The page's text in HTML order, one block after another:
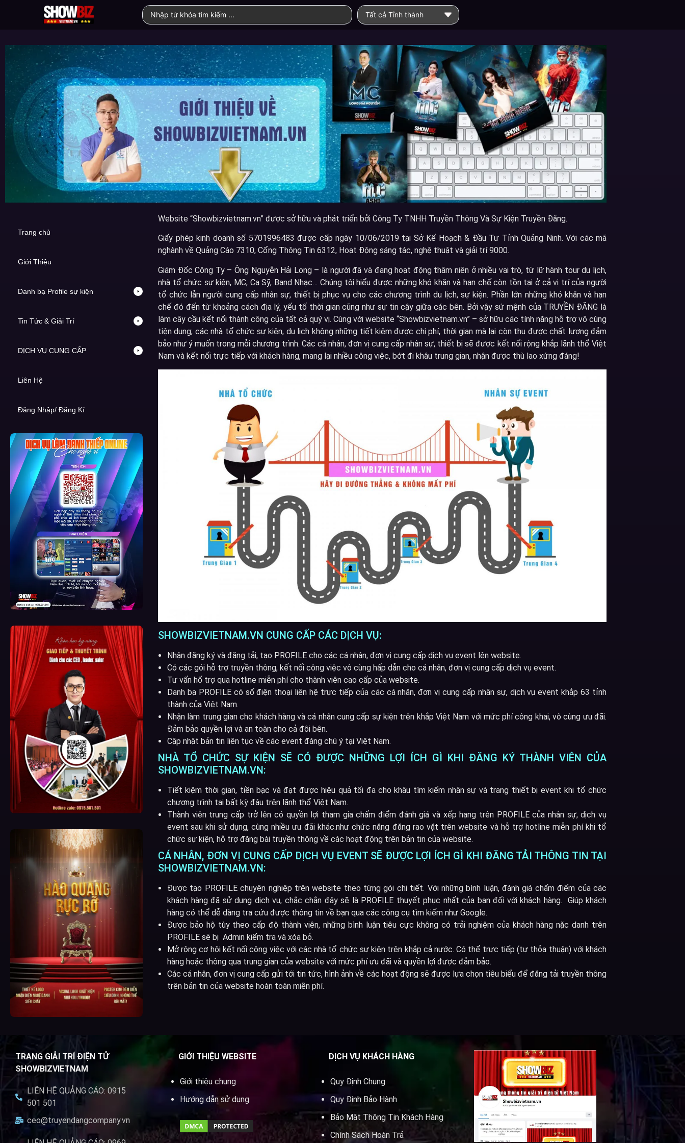
Tất cả Tỉnh thành
Trang chủ
Giới Thiệu
Danh bạ Profile sự kiện
Tin Tức & Giải Trí
DỊCH VỤ CUNG CẤP
Liên Hệ
Đăng Nhập/ Đăng Kí
Website “Showbizvietnam.vn” được sở hữu và phát triển bởi Công Ty TNHH Truyền Thông Và Sự Kiện Truyền Đăng.
Giấy phép kinh doanh số 5701996483 được cấp ngày 10/06/2019 tại Sở Kế Hoạch & Đầu Tư Tỉnh Quảng Ninh. Với các mã
nghành về Quảng Cáo 7310, Cổng Thông Tin 6312, Hoạt Động sáng tác, nghệ thuật và giải trí 9000.
Giám Đốc Công Ty – Ông Nguyễn Hải Long – là người đã và đang hoạt động thâm niên ở nhiều vai trò, từ lữ hành tour du lịch,
nhà tổ chức sự kiện, MC, Ca Sỹ, Band Nhạc… Chúng tôi hiểu được những khó khăn và hạn chế còn tồn tại ở cả vị trí của người
tổ chức lẫn người cung cấp nhân sự, thiết bị phục vụ cho các chương trình du lịch, sự kiện. Phần lớn những khó khăn và hạn
chế đó đến từ khoảng cách địa lý, yếu tố thời gian cũng như sự tin cậy giữa các bên. Bởi vậy sứ mệnh của TRUYỀN ĐĂNG là
làm cây cầu kết nối thành công của tất cả quý vị. Cùng với website “Showbizvietnam.vn” – sở hữu các tính năng hỗ trợ vô cùng
tiện dụng; các nhà tổ chức sự kiện, du lịch không những tiết kiệm được chi phí, thời gian mà lại còn thu được chất lượng đảm
bảo như ý muốn trong mỗi chương trình. Các cá nhân, đơn vị cung cấp nhân sự, thiết bị sẽ được kết nối rộng khắp lãnh thổ Việt
Nam và kết nối trực tiếp với khách hàng, mang lại nhiều công việc, bớt đi khâu trung gian, nhận được thù lao xứng đáng!
SHOWBIZVIETNAM.VN CUNG CẤP CÁC DỊCH VỤ:
Nhận đăng ký và đăng tải, tạo PROFILE cho các cá nhân, đơn vị cung cấp dịch vụ event lên website.
Có các gói hỗ trợ truyền thông, kết nối công việc vô cùng hấp dẫn cho cá nhân, đơn vị cung cấp dịch vụ event.
Tư vấn hố trợ qua hotline miễn phí cho thành viên cao cấp của website.
Danh bạ PROFILE có số điện thoại liên hệ trực tiếp của các cá nhân, đơn vị cung cấp nhân sự, dịch vụ event khắp 63 tỉnh
thành của Việt Nam.
Nhận làm trung gian cho khách hàng và cá nhân cung cấp sự kiện trên khắp Việt Nam với mức phí công khai, vô cùng ưu đãi.
Đảm bảo quyền lợi và an toàn cho cả đôi bên.
Cập nhật bản tin liên tục về các event đáng chú ý tại Việt Nam.
NHÀ TỔ CHỨC SỰ KIỆN SẼ CÓ ĐƯỢC NHỮNG LỢI ÍCH GÌ KHI ĐĂNG KÝ THÀNH VIÊN CỦA
SHOWBIZVIETNAM.VN:
Tiết kiệm thời gian, tiền bạc và đạt được hiệu quả tối đa cho khâu tìm kiếm nhân sự và trang thiết bị event khi tổ chức
chương trình tại bất kỳ đâu trên lãnh thổ Việt Nam.
Thành viên trung cấp trở lên có quyền lợi tham gia chấm điểm đánh giá và xếp hạng trên PROFILE của nhân sự, dịch vụ
event sau khi sử dụng, cùng nhiều ưu đãi khác.như chức năng đăng rao vặt trên website và hỗ trợ hotline miễn phí khi tổ
chức sự kiện, hỗ trợ đăng bài truyền thông về các hoạt động trên bản tin của website.
CÁ NHÂN, ĐƠN VỊ CUNG CẤP DỊCH VỤ EVENT SẼ ĐƯỢC LỢI ÍCH GÌ KHI ĐĂNG TẢI THÔNG TIN TẠI
SHOWBIZVIETNAM.VN:
Được tạo PROFILE chuyên nghiệp trên website theo từng gói chi tiết. Với những bình luận, đánh giá chấm điểm của các
khách hàng đã sử dụng dịch vụ, chắc chắn đây sẽ là PROFILE thuyết phục nhất của bạn đối với khách hàng. Giúp khách
hàng có thể dễ dàng tra cứu được thông tin về bạn qua các công cụ tìm kiếm như Google.
Được bảo hộ tùy theo cấp độ thành viên, những bình luận tiêu cực không có trải nghiệm của khách hàng nặc danh trên
PROFILE sẽ bị Admin kiểm tra và xóa bỏ.
Mở rộng cơ hội kết nối công việc với các nhà tổ chức sự kiện trên khắp cả nước. Có thể trực tiếp (tự thỏa thuận) với khách
hàng hoặc thông qua trung gian của website với mức phí ưu đãi và quyền lợi được đảm bảo.
Các cá nhân, đơn vị cung cấp gửi tới tin tức, hình ảnh về các hoạt động sẽ được lựa chọn tiêu biểu để đăng tải truyền thông
trên bản tin của website hoàn toàn miễn phí.
TRANG GIẢI TRÍ ĐIỆN TỬ
SHOWBIZVIETNAM
LIÊN HỆ QUẢNG CÁO: 0915
501 501
ceo@truyendangcompany.vn
GIỚI THIỆU WEBSITE
Giới thiệu chung
Hướng dẫn sử dụng
DỊCH VỤ KHÁCH HÀNG
Quy Định Chung
Quy Định Bảo Hành
Bảo Mật Thông Tin Khách Hàng
Chính Sách Hoàn Trả